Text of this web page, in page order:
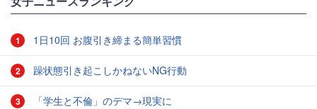
1 1日10回 お腹引き締まる簡単習慣
2 躁状態引き起こしかねないNG行動
3 「学生と不倫」のデマ→現実に